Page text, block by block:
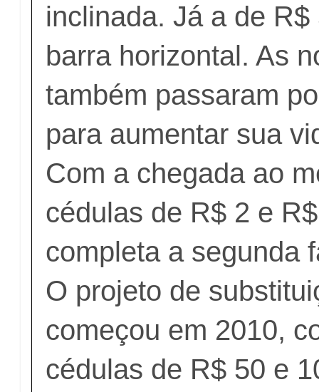
inclinada. Já a de
barra horizontal. As
também passaram
para aumentar sua
Com a chegada ao
cédulas de R$ 2 e
completa a segunda
O projeto de
começou em 2010,
cédulas de R$ 50 e